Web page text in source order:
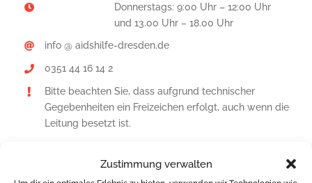
Zustimmung verwalten
Donnerstags: 9:00 Uhr – 12:00 Uhr
und 13.00 Uhr – 18.00 Uhr
info @ aidshilfe-dresden.de
0351 44 16 14 2
Bitte beachten Sie, dass aufgrund technischer
Gegebenheiten ein Freizeichen erfolgt, auch wenn die
Leitung besetzt ist.
So finden Sie zu uns.